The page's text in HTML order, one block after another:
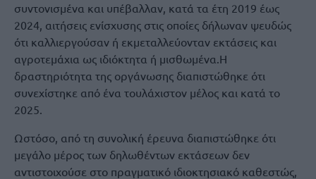
συντονισμένα και υπέβαλλαν, κατά τα έτη 2019 έως
2024, αιτήσεις ενίσχυσης στις οποίες δήλωναν ψευδώς
ότι καλλιεργούσαν ή εκμεταλλεύονταν εκτάσεις και
αγροτεμάχια ως ιδιόκτητα ή μισθωμένα.Η
δραστηριότητα της οργάνωσης διαπιστώθηκε ότι
συνεχίστηκε από ένα τουλάχιστον μέλος και κατά το
2025.
Ωστόσο, από τη συνολική έρευνα διαπιστώθηκε ότι
μεγάλο μέρος των δηλωθέντων εκτάσεων δεν
αντιστοιχούσε στο πραγματικό ιδιοκτησιακό καθεστώς,